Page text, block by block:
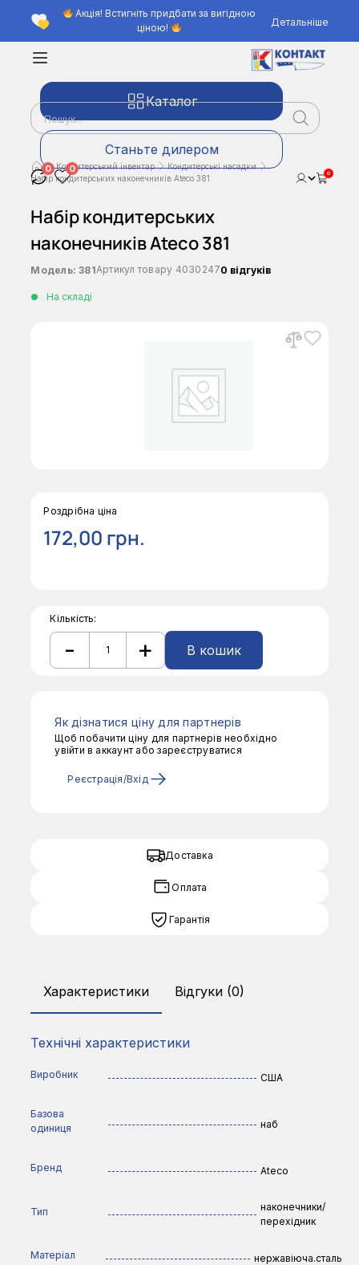
Акція! Встигніть придбати за вигідною
ціною!
Детальніше
Каталог
Станьте дилером
0 0 0
Кондитерський інвентар
Кондитерські насадки
Набір кондитерських наконечників Ateco 381
Набір кондитерських
наконечників Ateco 381
Модель:381Артикул товару 40302470 відгуків
На складі
Роздрібна ціна
172,00 грн.
Кількість:
-
Набір
кондитерських
кількість
+
В кошик
Як дізнатися ціну для партнерів
Щоб побачити ціну для партнерів необхідно
увійти в аккаунт або зареєструватися
Реєстрація/Вхід
Доставка
Оплата
Гарантія
Характеристики Відгуки (0)
Технічні характеристики
Виробник США
Базова
одиниця
наб
Бренд Ateco
Тип
наконечники/
перехідник
Матеріал нержавіюча.сталь